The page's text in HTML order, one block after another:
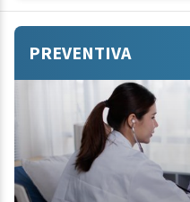
PREVENTIVA